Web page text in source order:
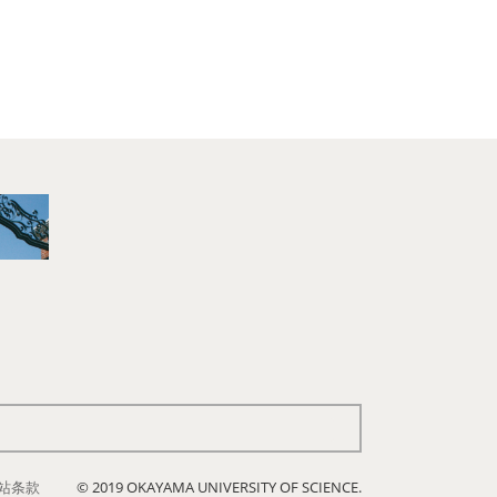
条款 © 2019 OKAYAMA UNIVERSITY OF SCIENCE.